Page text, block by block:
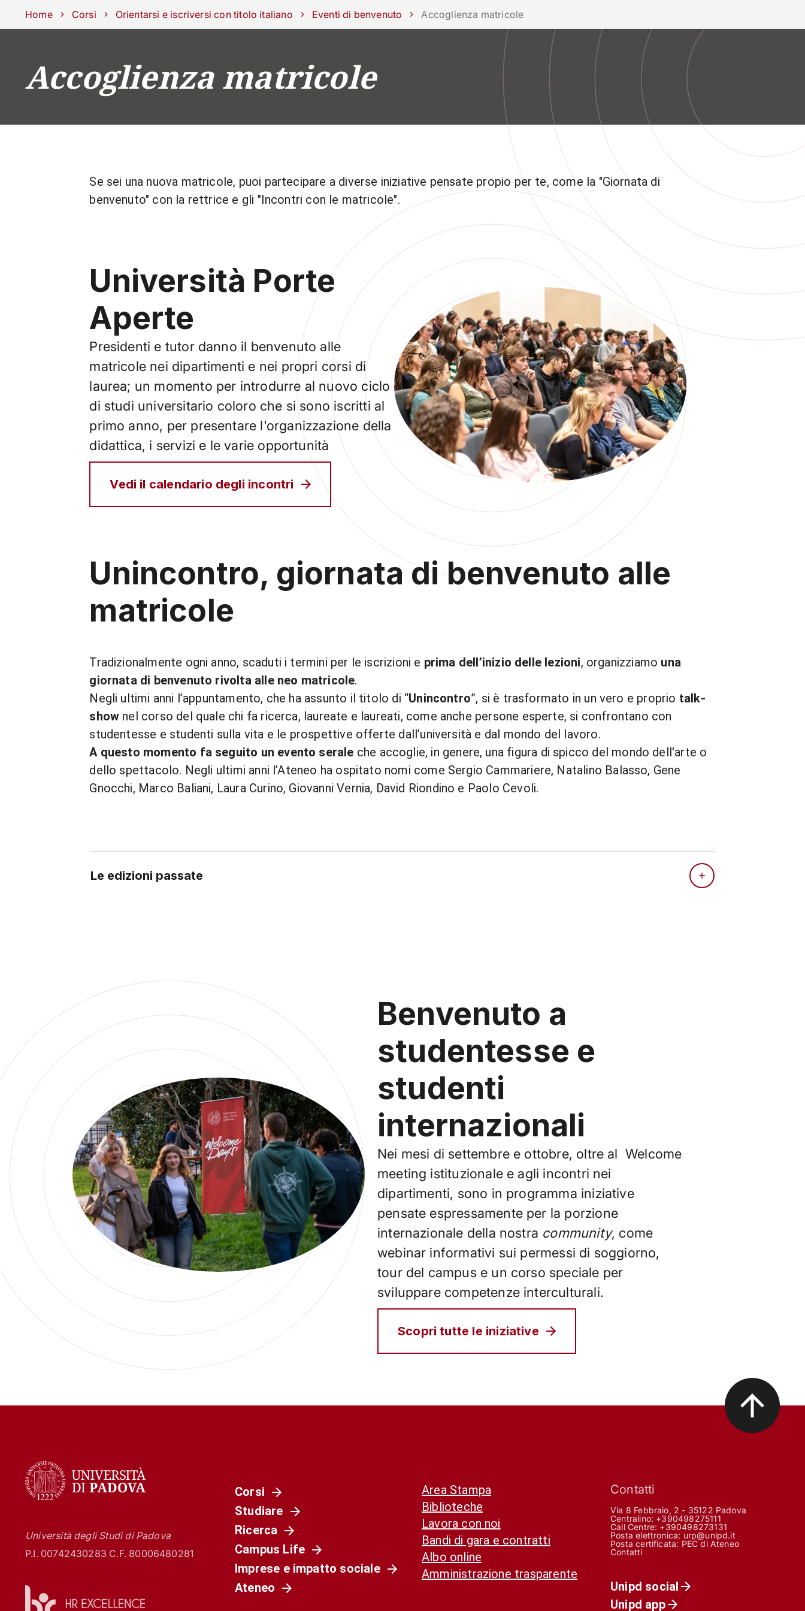
Scuole Dipartimenti CentriSostieni UnipdArea stampaLavora con noi
CORSI STUDIARE RICERCA CAMPUS LIFE
Home Corsi Orientarsi e iscriversi con titolo italiano Eventi di benvenuto Accoglienza matricole
Accoglienza matricole
Se sei una nuova matricole, puoi partecipare a diverse iniziative pensate propio per te, come la "Giornata di
benvenuto" con la rettrice e gli "Incontri con le matricole".
Università Porte
Aperte
Presidenti e tutor danno il benvenuto alle
matricole nei dipartimenti e nei propri corsi di
laurea; un momento per introdurre al nuovo ciclo
di studi universitario coloro che si sono iscritti al
primo anno, per presentare l'organizzazione della
didattica, i servizi e le varie opportunità
Vedi il calendario degli incontri
Unincontro, giornata di benvenuto alle
matricole
Tradizionalmente ogni anno, scaduti i termini per le iscrizioni e prima dell’inizio delle lezioni, organizziamo una
giornata di benvenuto rivolta alle neo matricole.
Negli ultimi anni l’appuntamento, che ha assunto il titolo di “Unincontro”, si è trasformato in un vero e proprio talk-
show nel corso del quale chi fa ricerca, laureate e laureati, come anche persone esperte, si confrontano con
studentesse e studenti sulla vita e le prospettive offerte dall’università e dal mondo del lavoro.
A questo momento fa seguito un evento serale che accoglie, in genere, una figura di spicco del mondo dell'arte o
dello spettacolo. Negli ultimi anni l’Ateneo ha ospitato nomi come Sergio Cammariere, Natalino Balasso, Gene
Gnocchi, Marco Baliani, Laura Curino, Giovanni Vernia, David Riondino e Paolo Cevoli.
Le edizioni passate
Benvenuto a
studentesse e
studenti
internazionali
Nei mesi di settembre e ottobre, oltre al Welcome
meeting istituzionale e agli incontri nei
dipartimenti, sono in programma iniziative
pensate espressamente per la porzione
internazionale della nostra community, come
webinar informativi sui permessi di soggiorno,
tour del campus e un corso speciale per
sviluppare competenze interculturali.
Scopri tutte le iniziative
Università degli Studi di Padova
P.I. 00742430283 C.F. 80006480281
Corsi
Studiare
Ricerca
Campus Life
Imprese e impatto sociale
Ateneo
Area Stampa
Biblioteche
Lavora con noi
Bandi di gara e contratti
Albo online
Amministrazione trasparente
Contatti
Via 8 Febbraio, 2 - 35122 Padova
Centralino: +390498275111
Call Centre: +390498273131
Posta elettronica: urp@unipd.it
Posta certificata: PEC di Ateneo
Contatti
Unipd social
Unipd app